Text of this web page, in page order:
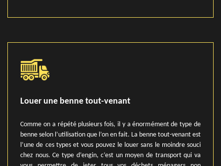
Louer une benne tout-venant
Comme on a répété plusieurs fois, il y a énormément de type de
benne selon l’utilisation que l’on en fait. La benne tout-venant est
l’une de ces types et vous pouvez le louer sans le moindre souci
chez nous. Ce type d’engin, c’est un moyen de transport qui va